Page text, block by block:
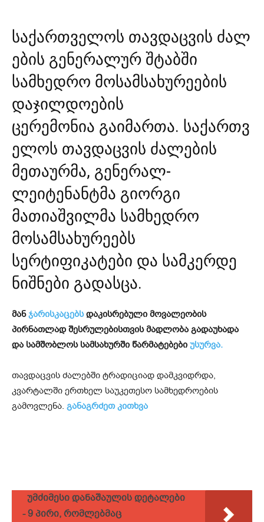
საქართველოს თავდაცვის ძალ
ების გენერალურ შტაბში
სამხედრო მოსამსახურეების
დაჯილდოების
ცერემონია გაიმართა. საქართვ
ელოს თავდაცვის ძალების
მეთაურმა, გენერალ-
ლეიტენანტმა გიორგი
მათიაშვილმა სამხედრო
მოსამსახურეებს
სერტიფიკატები და სამკერდე
ნიშნები გადასცა.
მანჯარისკაცებსდაკისრებული მოვალეობის
პირნათლად შესრულებისთვის მადლობა გადაუხადა
და სამშობლოს სამსახურში წარმატებები უსურვა.
თავდაცვის ძალებში ტრადიციად დამკვიდრდა,
კვარტალში ერთხელ საუკეთესო სამხედროების
გამოვლენა. განაგრძეთ კითხვა
უმძიმესი დანაშაულის დეტალები
- 9 პირი, რომლებმაც